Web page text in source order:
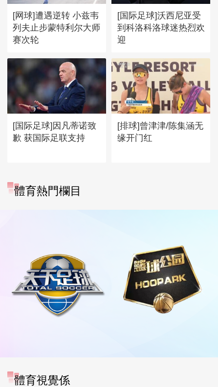
[网球]遭遇逆转 小兹韦
列夫止步蒙特利尔大师
赛次轮
[国际足球]沃西尼亚受
到科洛科洛球迷热烈欢
迎
[国际足球]因凡蒂诺致
歉 获国际足联支持
[排球]曾津津/陈集涵无
缘开门红
體育熱門欄目
體育視覺係